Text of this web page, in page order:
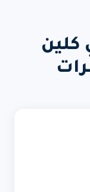
كلين